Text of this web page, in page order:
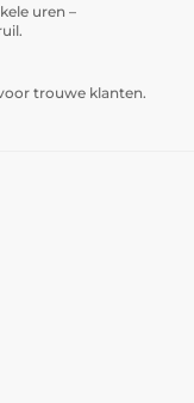
glas garandeert.
het
uren –
trouwe klanten.